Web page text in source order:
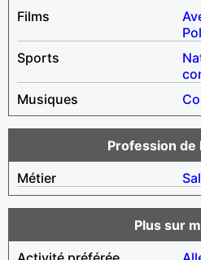
Films
Sports
Musiques
Profession de
Métier
Plus sur